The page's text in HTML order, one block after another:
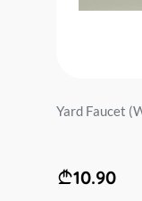
Yard Faucet
10.90